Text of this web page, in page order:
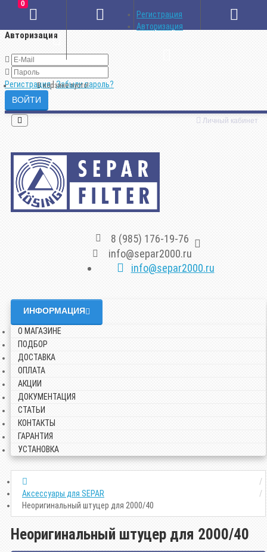
Авторизация
Регистрация|Забыли пароль?
Личный кабинет
8 (985) 176-19-76
info@separ2000.ru
info@separ2000.ru
Регистрация
Авторизация
0
В корзине пусто!
ИНФОРМАЦИЯ
О МАГАЗИНЕ
ПОДБОР
ДОСТАВКА
ОПЛАТА
АКЦИИ
ДОКУМЕНТАЦИЯ
СТАТЬИ
КОНТАКТЫ
ГАРАНТИЯ
УСТАНОВКА
Аксессуары для SEPAR
Неоригинальный штуцер для 2000/40
Неоригинальный штуцер для 2000/40